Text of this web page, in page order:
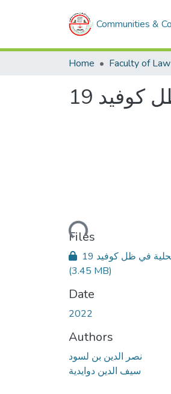
Communities &
Home
19
Loading...
Files
(3.45 MB)
Date
2022
Authors
نصر الدين بن لسود
سيف الدين دوايدية